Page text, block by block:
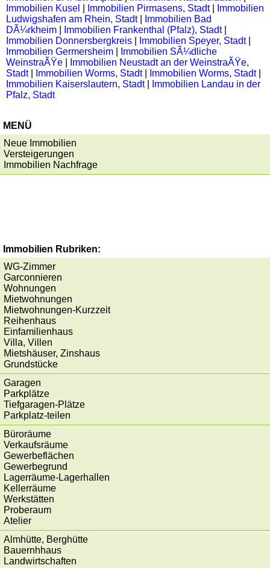
Immobilien Kusel
Immobilien Pirmasens, Stadt|
Immobilien
Ludwigshafen am Rhein, Stadt|
Immobilien Bad
DÃ¼rkheim
Immobilien Frankenthal (Pfalz), Stadt|
Immobilien Donnersbergkreis
Immobilien Speyer, Stadt|
Immobilien Germersheim
Immobilien SÃ¼dliche
WeinstraÃŸe
Immobilien Neustadt an der WeinstraÃŸe,
Stadt| Immobilien Worms, Stadt| Immobilien Worms, Stadt|
Immobilien Kaiserslautern, Stadt|
Immobilien Landau in der
Pfalz, Stadt
MENÜ
Neue Immobilien
Versteigerungen
Immobilien Nachfrage
Immobilien Rubriken:
WG-Zimmer
Garconnieren
Wohnungen
Mietwohnungen
Mietwohnungen-Kurzzeit
Reihenhaus
Einfamilienhaus
Villa, Villen
Mietshäuser, Zinshaus
Grundstücke
Garagen
Parkplätze
Tiefgaragen-Plätze
Parkplatz-teilen
Büroräume
Verkaufsräume
Gewerbeflächen
Gewerbegrund
Lagerräume-Lagerhallen
Kellerräume
Werkstätten
Proberaum
Atelier
Almhütte, Berghütte
Bauernhhaus
Landwirtschaften